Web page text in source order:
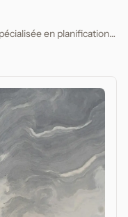
en planification
d'enseignement